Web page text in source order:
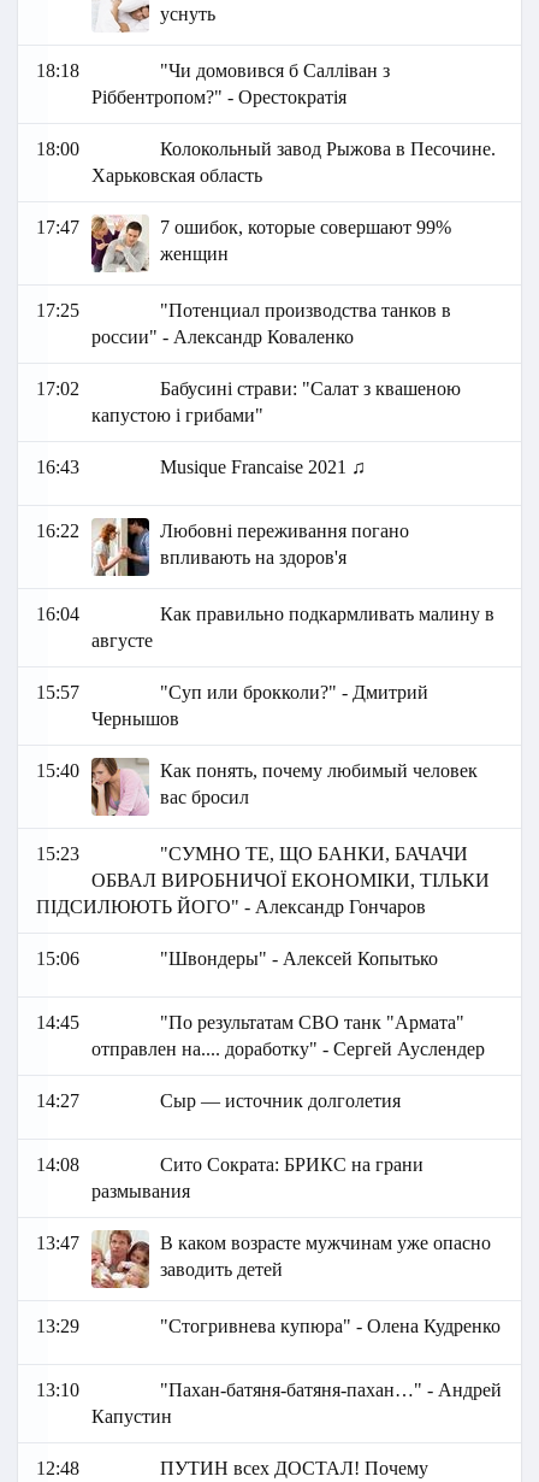
уснуть
18:18
"Чи домовився б Салліван з
Ріббентропом?" - Орестократія
18:00
Колокольный завод Рыжова в Песочине.
Харьковская область
17:47
7 ошибок, которые совершают 99%
женщин
17:25
"Потенциал производства танков в
россии" - Александр Коваленко
17:02
Бабусині страви: "Cалат з квашеною
капустою і грибами"
16:43 Musique Francaise 2021 ♫
16:22
Любовні переживання погано
впливають на здоров'я
16:04
Как правильно подкармливать малину в
августе
15:57
"Суп или брокколи?" - Дмитрий
Чернышов
15:40
Как понять, почему любимый человек
вас бросил
15:23
"СУМНО ТЕ, ЩО БАНКИ, БАЧАЧИ
ОБВАЛ ВИРОБНИЧОЇ ЕКОНОМІКИ, ТІЛЬКИ
ПІДСИЛЮЮТЬ ЙОГО" - Александр Гончаров
15:06 "Швондеры" - Алексей Копытько
14:45
"По результатам СВО танк "Армата"
отправлен на.... доработку" - Сергей Ауслендер
14:27 Сыр — источник долголетия
14:08
Сито Сократа: БРИКС на грани
размывания
13:47
В каком возрасте мужчинам уже опасно
заводить детей
13:29 "Стогривнева купюра" - Олена Кудренко
13:10
"Пахан-батяня-батяня-пахан…" - Андрей
Капустин
12:48 ПУТИН всех ДОСТАЛ! Почему